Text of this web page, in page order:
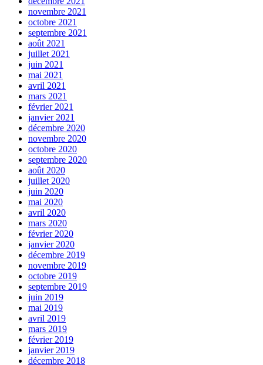
novembre 2021
octobre 2021
septembre 2021
août 2021
juillet 2021
juin 2021
mai 2021
avril 2021
mars 2021
février 2021
janvier 2021
décembre 2020
novembre 2020
octobre 2020
septembre 2020
août 2020
juillet 2020
juin 2020
mai 2020
avril 2020
mars 2020
février 2020
janvier 2020
décembre 2019
novembre 2019
octobre 2019
septembre 2019
juin 2019
mai 2019
avril 2019
mars 2019
février 2019
janvier 2019
décembre 2018